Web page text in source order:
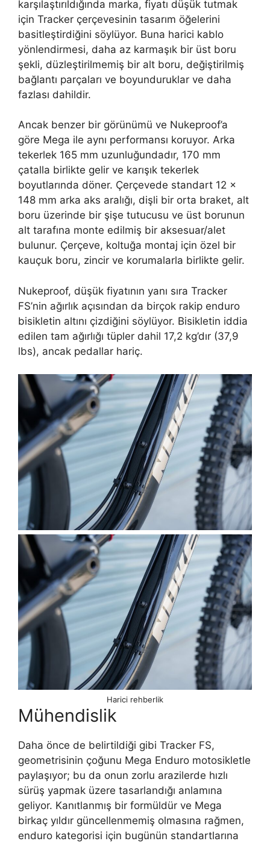
karşılaştırıldığında marka, fiyatı düşük tutmak
için Tracker çerçevesinin tasarım öğelerini
basitleştirdiğini söylüyor. Buna harici kablo
yönlendirmesi, daha az karmaşık bir üst boru
şekli, düzleştirilmemiş bir alt boru, değiştirilmiş
bağlantı parçaları ve boyunduruklar ve daha
fazlası dahildir.
Ancak benzer bir görünümü ve Nukeproof’a
göre Mega ile aynı performansı koruyor. Arka
tekerlek 165 mm uzunluğundadır, 170 mm
çatalla birlikte gelir ve karışık tekerlek
boyutlarında döner. Çerçevede standart 12 x
148 mm arka aks aralığı, dişli bir orta braket, alt
boru üzerinde bir şişe tutucusu ve üst borunun
alt tarafına monte edilmiş bir aksesuar/alet
bulunur. Çerçeve, koltuğa montaj için özel bir
kauçuk boru, zincir ve korumalarla birlikte gelir.
Nukeproof, düşük fiyatının yanı sıra Tracker
FS’nin ağırlık açısından da birçok rakip enduro
bisikletin altını çizdiğini söylüyor. Bisikletin iddia
edilen tam ağırlığı tüpler dahil 17,2 kg’dır (37,9
lbs), ancak pedallar hariç.
Harici rehberlik
Mühendislik
Daha önce de belirtildiği gibi Tracker FS,
geometrisinin çoğunu Mega Enduro motosikletle
paylaşıyor; bu da onun zorlu arazilerde hızlı
sürüş yapmak üzere tasarlandığı anlamına
geliyor. Kanıtlanmış bir formüldür ve Mega
birkaç yıldır güncellenmemiş olmasına rağmen,
enduro kategorisi için bugünün standartlarına